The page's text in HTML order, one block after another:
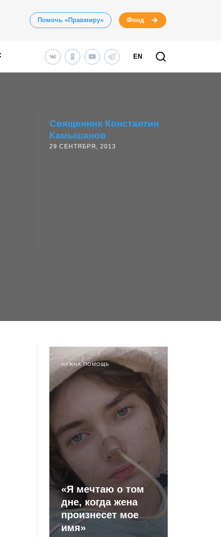
Помочь «Правмиру» Фонд
EN
Священник Константин
Камышанов
29 СЕНТЯБРЯ, 2013
НУЖНА ПОМОЩЬ
«Я мечтаю о том
дне, когда жена
произнесет мое
имя»